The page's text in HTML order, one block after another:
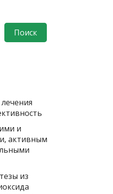
Поиск
и
активным
из